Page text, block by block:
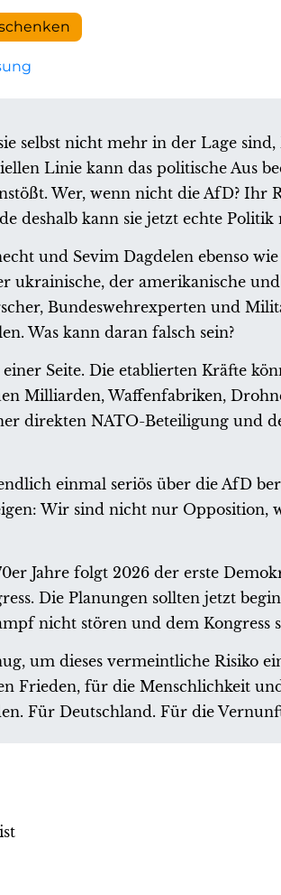
selbst nicht mehr in der Lage sind,
Linie kann das politische Aus
Wer, wenn nicht die AfD? Ihr
deshalb kann sie jetzt echte Politik
und Sevim Dagdelen ebenso
ukrainische, der amerikanische
Bundeswehrexperten und
Was kann daran falsch sein?
Seite. Die etablierten Kräfte
Milliarden, Waffenfabriken,
direkten NATO-Beteiligung und
einmal seriös über die AfD
Wir sind nicht nur Opposition,
Jahre folgt 2026 der erste
Die Planungen sollten jetzt
nicht stören und dem Kongress
um dieses vermeintliche Risiko
Frieden, für die Menschlichkeit
Für Deutschland. Für die